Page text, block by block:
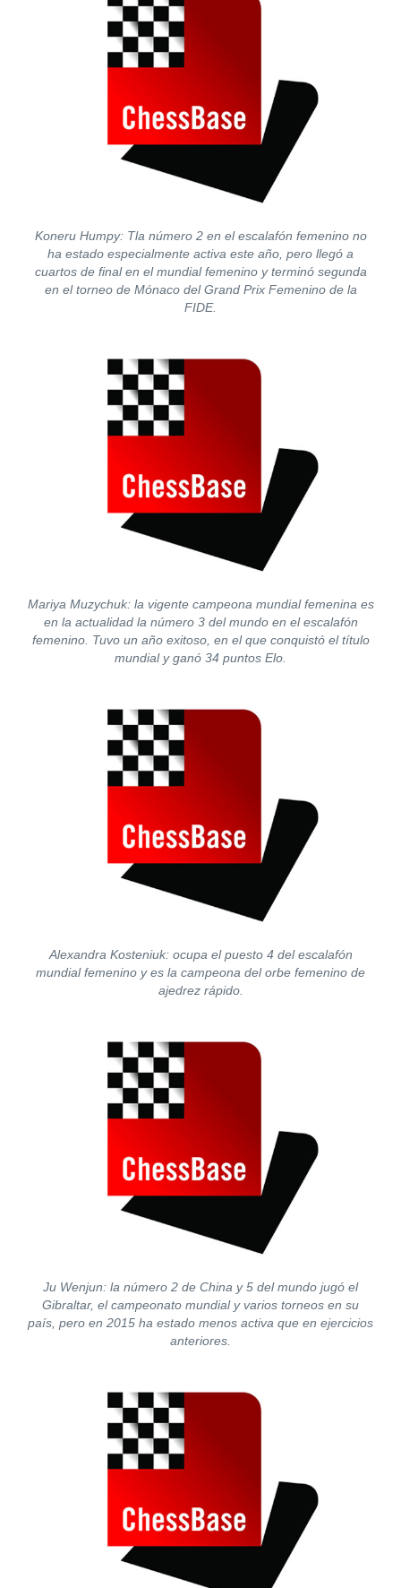
Koneru Humpy: Tla número 2 en el escalafón femenino no
ha estado especialmente activa este año, pero llegó a
cuartos de final en el mundial femenino y terminó segunda
en el torneo de Mónaco del Grand Prix Femenino de la
FIDE.
Mariya Muzychuk: la vigente campeona mundial femenina es
en la actualidad la número 3 del mundo en el escalafón
femenino. Tuvo un año exitoso, en el que conquistó el título
mundial y ganó 34 puntos Elo.
Alexandra Kosteniuk: ocupa el puesto 4 del escalafón
mundial femenino y es la campeona del orbe femenino de
ajedrez rápido.
Ju Wenjun: la número 2 de China y 5 del mundo jugó el
Gibraltar, el campeonato mundial y varios torneos en su
país, pero en 2015 ha estado menos activa que en ejercicios
anteriores.